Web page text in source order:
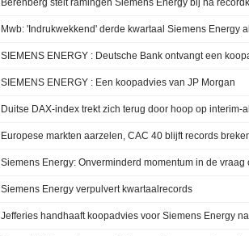
SIEMENS ENERGY : Deutsche Bank ontvangt een
SIEMENS ENERGY : Een koopadvies van JP Morgan
Europese markten aarzelen, CAC 40 blijft records
Siemens Energy verpulvert kwartaalrecords
Jefferies handhaaft koopadvies voor Siemens Energy